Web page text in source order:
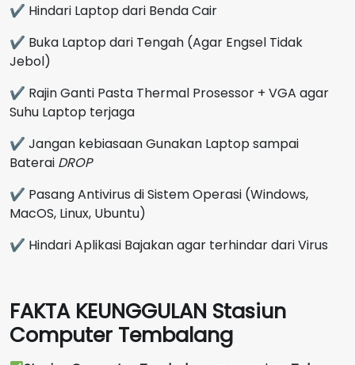
✔ Hindari Laptop dari Benda Cair
✔ Buka Laptop dari Tengah (Agar Engsel Tidak
Jebol)
✔ Rajin Ganti Pasta Thermal Prosessor + VGA agar
Suhu Laptop terjaga
✔ Jangan kebiasaan Gunakan Laptop sampai
Baterai DROP
✔ Pasang Antivirus di Sistem Operasi (Windows,
MacOS, Linux, Ubuntu)
✔ Hindari Aplikasi Bajakan agar terhindar dari Virus
FAKTA KEUNGGULAN Stasiun
Computer Tembalang